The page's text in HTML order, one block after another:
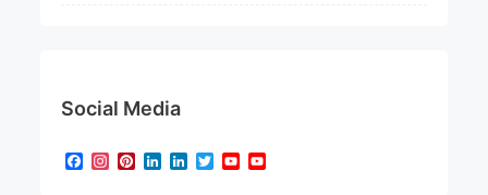
Social Media
Facebook
Instagram
Pinterest
LinkedIn
LinkedIn
TwitterYouTube